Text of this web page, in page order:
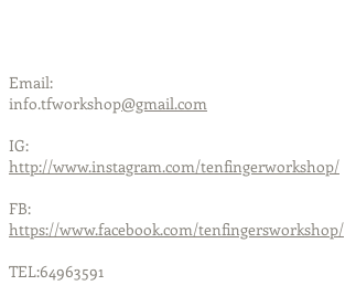
Email:
info.tfworkshop@gmail.com
IG:
http://www.instagram.com/tenfingerworkshop/
FB:
https://www.facebook.com/tenfingersworkshop/
TEL:64963591